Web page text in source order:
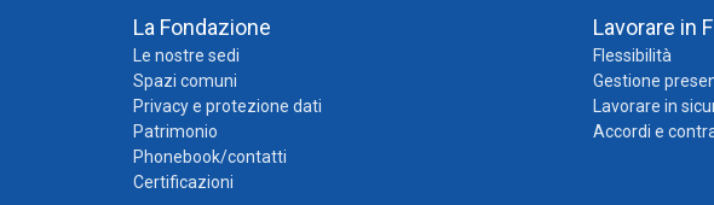
La Fondazione
Le nostre sedi
Spazi comuni
Privacy e protezione dati
Patrimonio
Phonebook/contatti
Certificazioni
Lavorare in
Flessibilità
Gestione
Lavorare in
Accordi e